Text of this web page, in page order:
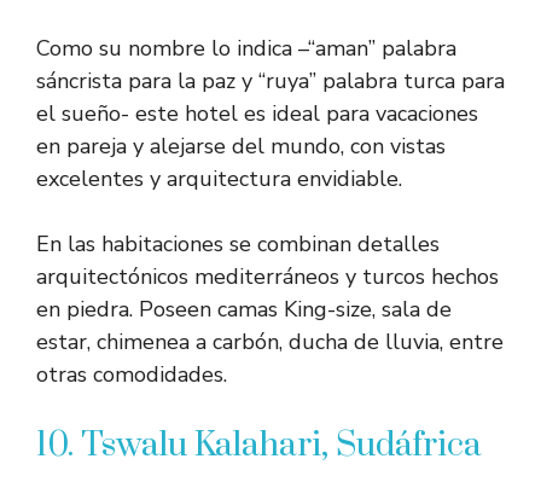
Como su nombre lo indica –“aman” palabra
sáncrista para la paz y “ruya” palabra turca para
el sueño- este hotel es ideal para vacaciones
en pareja y alejarse del mundo, con vistas
excelentes y arquitectura envidiable.
En las habitaciones se combinan detalles
arquitectónicos mediterráneos y turcos hechos
en piedra. Poseen camas King-size, sala de
estar, chimenea a carbón, ducha de lluvia, entre
otras comodidades.
10. Tswalu Kalahari, Sudáfrica